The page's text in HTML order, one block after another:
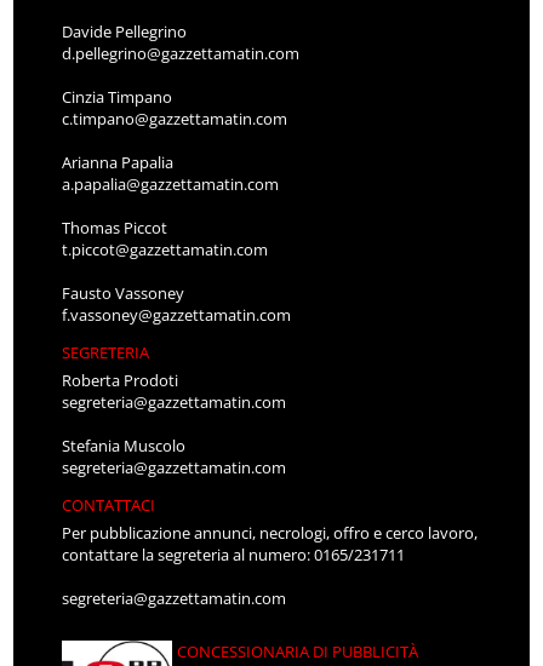
Davide Pellegrino
d.pellegrino@gazzettamatin.com
Cinzia Timpano
c.timpano@gazzettamatin.com
Arianna Papalia
a.papalia@gazzettamatin.com
Thomas Piccot
t.piccot@gazzettamatin.com
Fausto Vassoney
f.vassoney@gazzettamatin.com
SEGRETERIA
Roberta Prodoti
segreteria@gazzettamatin.com
Stefania Muscolo
segreteria@gazzettamatin.com
CONTATTACI
Per pubblicazione annunci, necrologi, offro e cerco lavoro,
contattare la segreteria al numero: 0165/231711
segreteria@gazzettamatin.com
CONCESSIONARIA DI PUBBLICITÀ